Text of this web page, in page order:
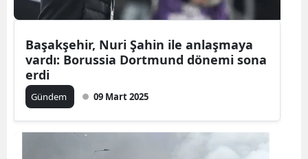
Başakşehir, Nuri Şahin ile anlaşmaya
vardı: Borussia Dortmund dönemi sona
erdi
Gündem 09 Mart 2025